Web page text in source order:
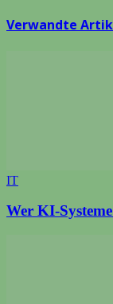
Verwandte
IT
Wer KI-